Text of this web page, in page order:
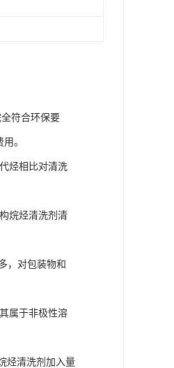
符合环保要
。
烃相比对清洗
烷烃清洗剂清
，对包装物和
属于非极性溶
烃清洗剂加入量